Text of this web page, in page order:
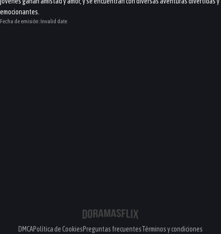
emocionantes.
Fecha de emisión: Invalid date
DMCAPolítica de CookiesPreguntas frecuentesTérminos y condiciones